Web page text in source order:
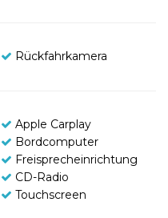
Rückfahrkamera
Apple Carplay
Bordcomputer
Freisprecheinrichtung
CD-Radio
Touchscreen